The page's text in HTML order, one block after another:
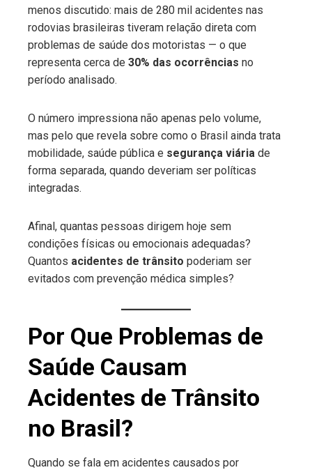
menos discutido: mais de 280 mil acidentes nas
rodovias brasileiras tiveram relação direta com
problemas de saúde dos motoristas — o que
representa cerca de 30% das ocorrências no
período analisado.
O número impressiona não apenas pelo volume,
mas pelo que revela sobre como o Brasil ainda trata
mobilidade, saúde pública e segurança viária de
forma separada, quando deveriam ser políticas
integradas.
Afinal, quantas pessoas dirigem hoje sem
condições físicas ou emocionais adequadas?
Quantos acidentes de trânsito poderiam ser
evitados com prevenção médica simples?
Por Que Problemas de
Saúde Causam
Acidentes de Trânsito
no Brasil?
Quando se fala em acidentes causados por